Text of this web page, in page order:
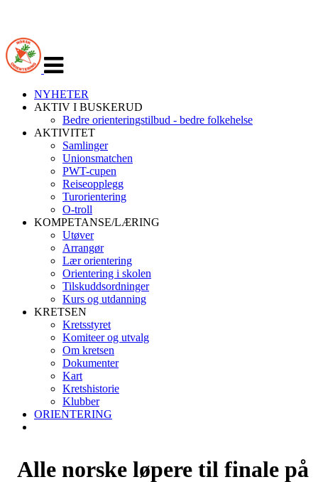
navigasjon
NYHETER
AKTIV I BUSKERUD
Bedre orienteringstilbud - bedre folkehelse
AKTIVITET
Samlinger
Unionsmatchen
PWT-cupen
Reiseopplegg
Turorientering
O-troll
KOMPETANSE/LÆRING
Utøver
Arrangør
Lær orientering
Orientering i skolen
Tilskuddsordninger
Kurs og utdanning
KRETSEN
Kretsstyret
Komiteer og utvalg
Om kretsen
Dokumenter
Kart
Kretshistorie
Klubber
ORIENTERING
Alle norske løpere til finale på